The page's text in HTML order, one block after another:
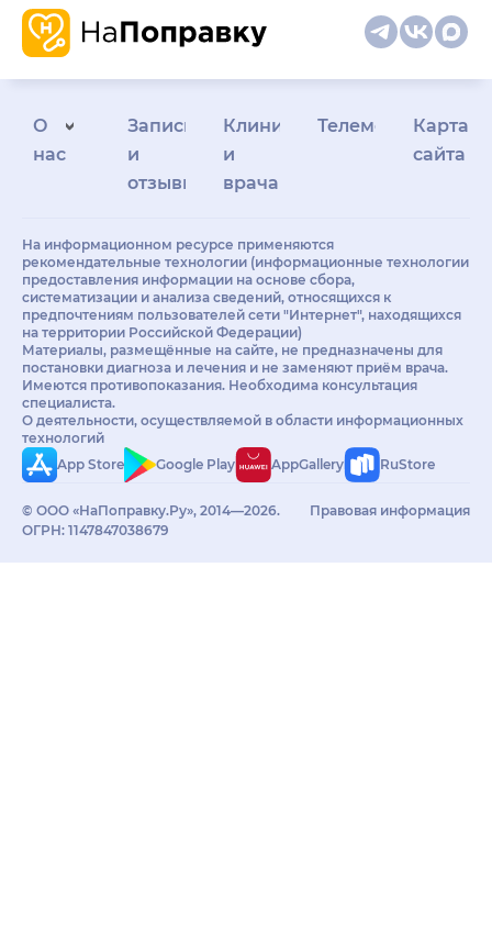
О
нас
Запись
и
отзывы
Клиникам
и
врачам
Телемедицина
Карта
сайта
На информационном ресурсе применяются
рекомендательные технологии (информационные технологии
предоставления информации на основе сбора,
систематизации и анализа сведений, относящихся к
предпочтениям пользователей сети "Интернет", находящихся
на территории Российской Федерации)
Материалы, размещённые на сайте, не предназначены для
постановки диагноза и лечения и не заменяют приём врача.
Имеются противопоказания. Необходима консультация
специалиста.
О деятельности, осуществляемой в области информационных
технологий
App Store
Google Play AppGallery RuStore
© ООО «НаПоправку.Ру», 2014—2026.
ОГРН: 1147847038679
Правовая информация